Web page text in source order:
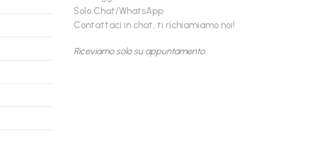
Solo Chat/WhatsApp
Contattaci in chat, ti richiamiamo noi!
Riceviamo solo su appuntamento.